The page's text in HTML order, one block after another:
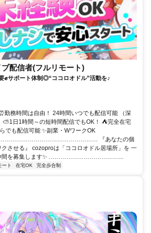
配信者(フルリモート)
✊サポート体制◎“ココロオドル”活動を♪
勤務時間は自由！ 24時間いつでも配信可能 （深
⛅1日1時間～の短時間配信でもOK！ ⛺完全在宅
でも配信可能 ✨副業・WワークOK
『あなたの個
させる』 cozoproは「ココロオドル居場所」を 一
仲間を募集します✨ ………………………………...
ート 在宅OK 完全歩合制